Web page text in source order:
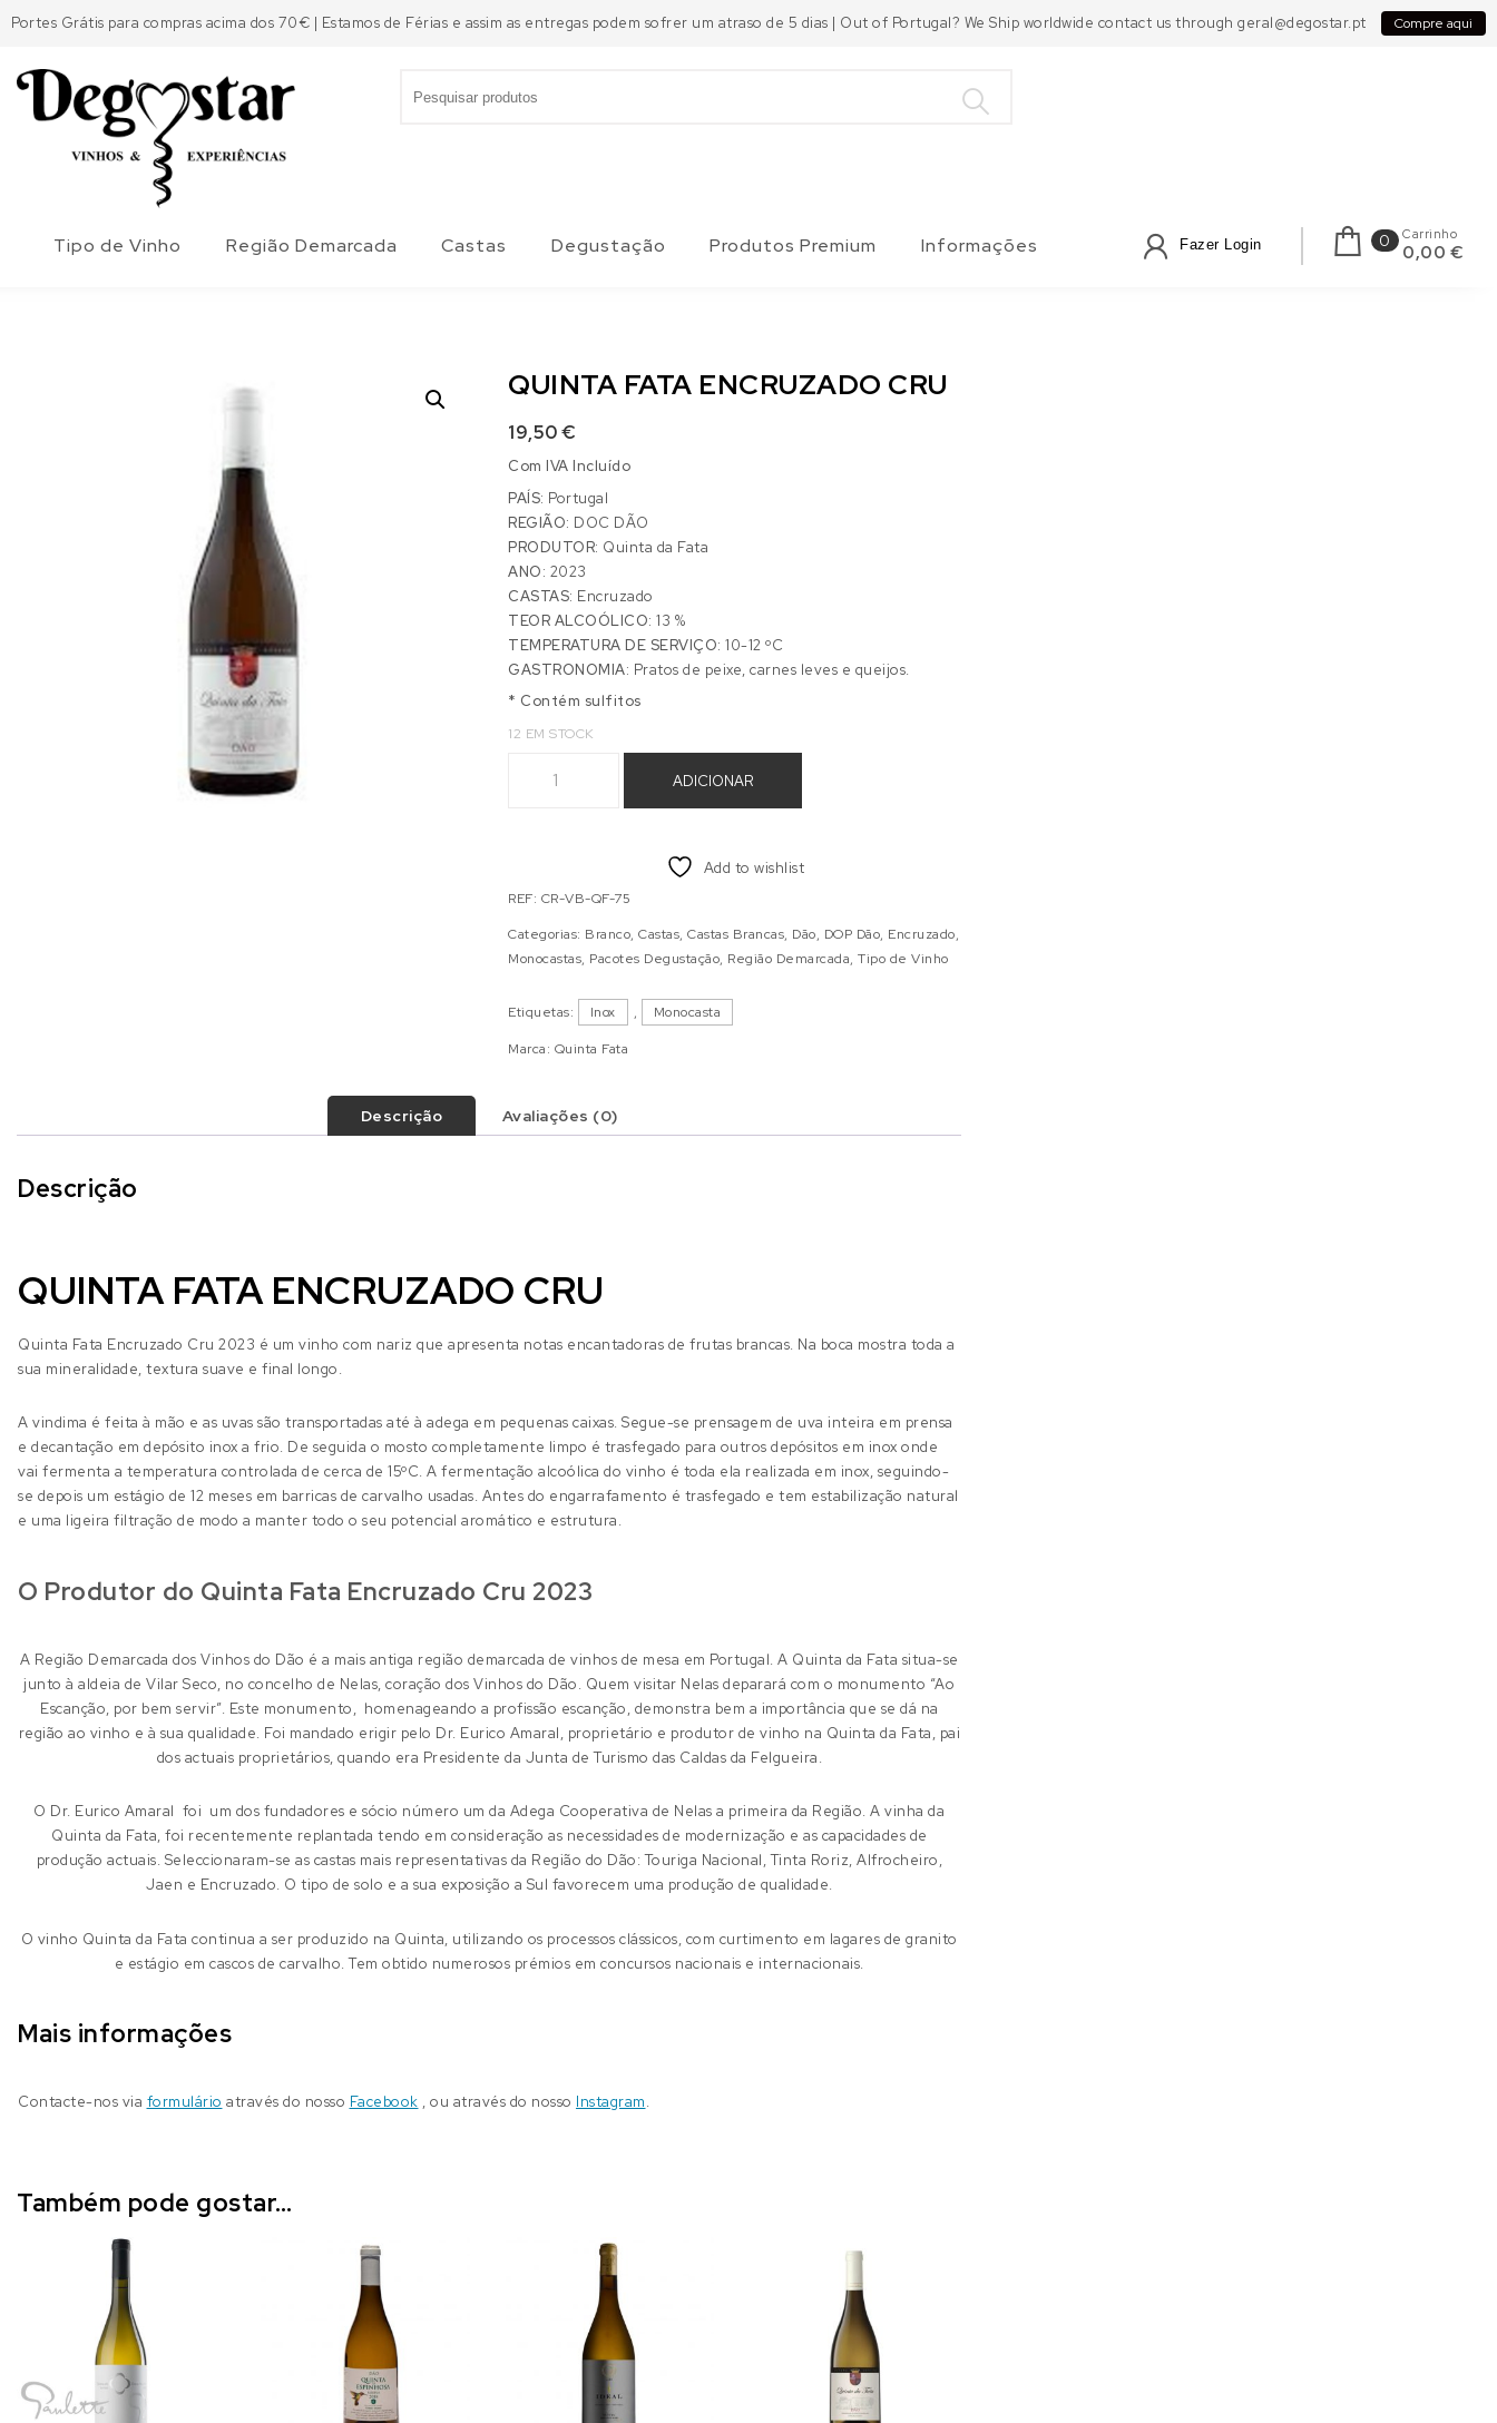
Portes Grátis para compras acima dos 70€ | Estamos de Férias e assim as entregas podem sofrer um atraso de 5 dias | Out of Portugal? We Ship worldwide contact us through geral@degostar.pt Compre aqui
Tipo de Vinho Região Demarcada Castas Degustação Produtos Premium Informações Fazer Login 0 Carrinho
0,00 €
QUINTA FATA ENCRUZADO CRU
19,50€
Com IVA Incluído
PAÍS: Portugal
REGIÃO: DOC DÃO
PRODUTOR: Quinta da Fata
ANO: 2023
CASTAS: Encruzado
TEOR ALCOÓLICO:13 %
TEMPERATURA DE SERVIÇO: 10-12 ºC
GASTRONOMIA: Pratos de peixe, carnes leves e queijos.
* Contém sulfitos
12 EM STOCK
ADICIONAR
Add to wishlist
REF: CR-VB-QF-75
Categorias: Branco,Castas,Castas Brancas, Dão, DOP Dão, Encruzado,
Monocastas, Pacotes Degustação, Região Demarcada,Tipo de Vinho
Etiquetas: Inox , Monocasta
Marca: Quinta Fata
Descrição Avaliações (0)
Descrição
QUINTA FATA ENCRUZADO CRU
Quinta Fata Encruzado Cru 2023 é um vinho com nariz que apresenta notas encantadoras de frutas brancas. Na boca mostra toda a
sua mineralidade, textura suave e final longo.
A vindima é feita à mão e as uvas são transportadas até à adega em pequenas caixas. Segue-se prensagem de uva inteira em prensa
e decantação em depósito inox a frio. De seguida o mosto completamente limpo é trasfegado para outros depósitos em inox onde
vai fermenta a temperatura controlada de cerca de 15ºC. A fermentação alcoólica do vinho é toda ela realizada em inox, seguindo-
se depois um estágio de 12 meses em barricas de carvalho usadas. Antes do engarrafamento é trasfegado e tem estabilização natural
e uma ligeira filtração de modo a manter todo o seu potencial aromático e estrutura.
O Produtor do Quinta Fata Encruzado Cru 2023
A Região Demarcada dos Vinhos do Dão é a mais antiga região demarcada de vinhos de mesa em Portugal. A Quinta da Fata situa-se
junto à aldeia de Vilar Seco, no concelho de Nelas, coração dos Vinhos do Dão. Quem visitar Nelas deparará com o monumento “Ao
Escanção, por bem servir”. Este monumento, homenageando a profissão escanção, demonstra bem a importância que se dá na
região ao vinho e à sua qualidade. Foi mandado erigir pelo Dr. Eurico Amaral, proprietário e produtor de vinho na Quinta da Fata, pai
dos actuais proprietários, quando era Presidente da Junta de Turismo das Caldas da Felgueira.
O Dr. Eurico Amaral foi um dos fundadores e sócio número um da Adega Cooperativa de Nelas a primeira da Região. A vinha da
Quinta da Fata, foi recentemente replantada tendo em consideração as necessidades de modernização e as capacidades de
produção actuais. Seleccionaram-se as castas mais representativas da Região do Dão: Touriga Nacional, Tinta Roriz, Alfrocheiro,
Jaen e Encruzado. O tipo de solo e a sua exposição a Sul favorecem uma produção de qualidade.
O vinho Quinta da Fata continua a ser produzido na Quinta, utilizando os processos clássicos, com curtimento em lagares de granito
e estágio em cascos de carvalho. Tem obtido numerosos prémios em concursos nacionais e internacionais.
Mais informações
Contacte-nos via formulário através do nosso Facebook , ou através do nosso Instagram.
Também pode gostar…